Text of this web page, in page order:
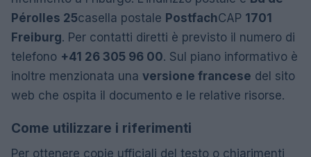
Pérolles 25casella postale PostfachCAP 1701
Freiburg. Per contatti diretti è previsto il numero di
telefono +41 26 305 96 00. Sul piano informativo è
inoltre menzionata una versione francese del sito
web che ospita il documento e le relative risorse.
Come utilizzare i riferimenti
Per ottenere copie ufficiali del testo o chiarimenti